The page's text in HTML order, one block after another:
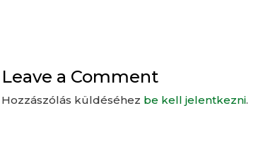
Leave a Comment
Hozzászólás küldéséhez be kell jelentkezni.